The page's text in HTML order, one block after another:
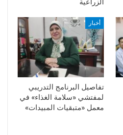
أخبار
تفاصيل البرنامج التدريبي
لمفتشي «سلامة الغذاء» في
معمل «متبقيات المبيدات»